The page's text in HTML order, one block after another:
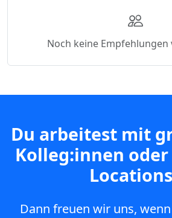
Noch keine Empfehlungen
Du arbeitest mit
Kolleg:innen
Dann freuen wir uns, wenn